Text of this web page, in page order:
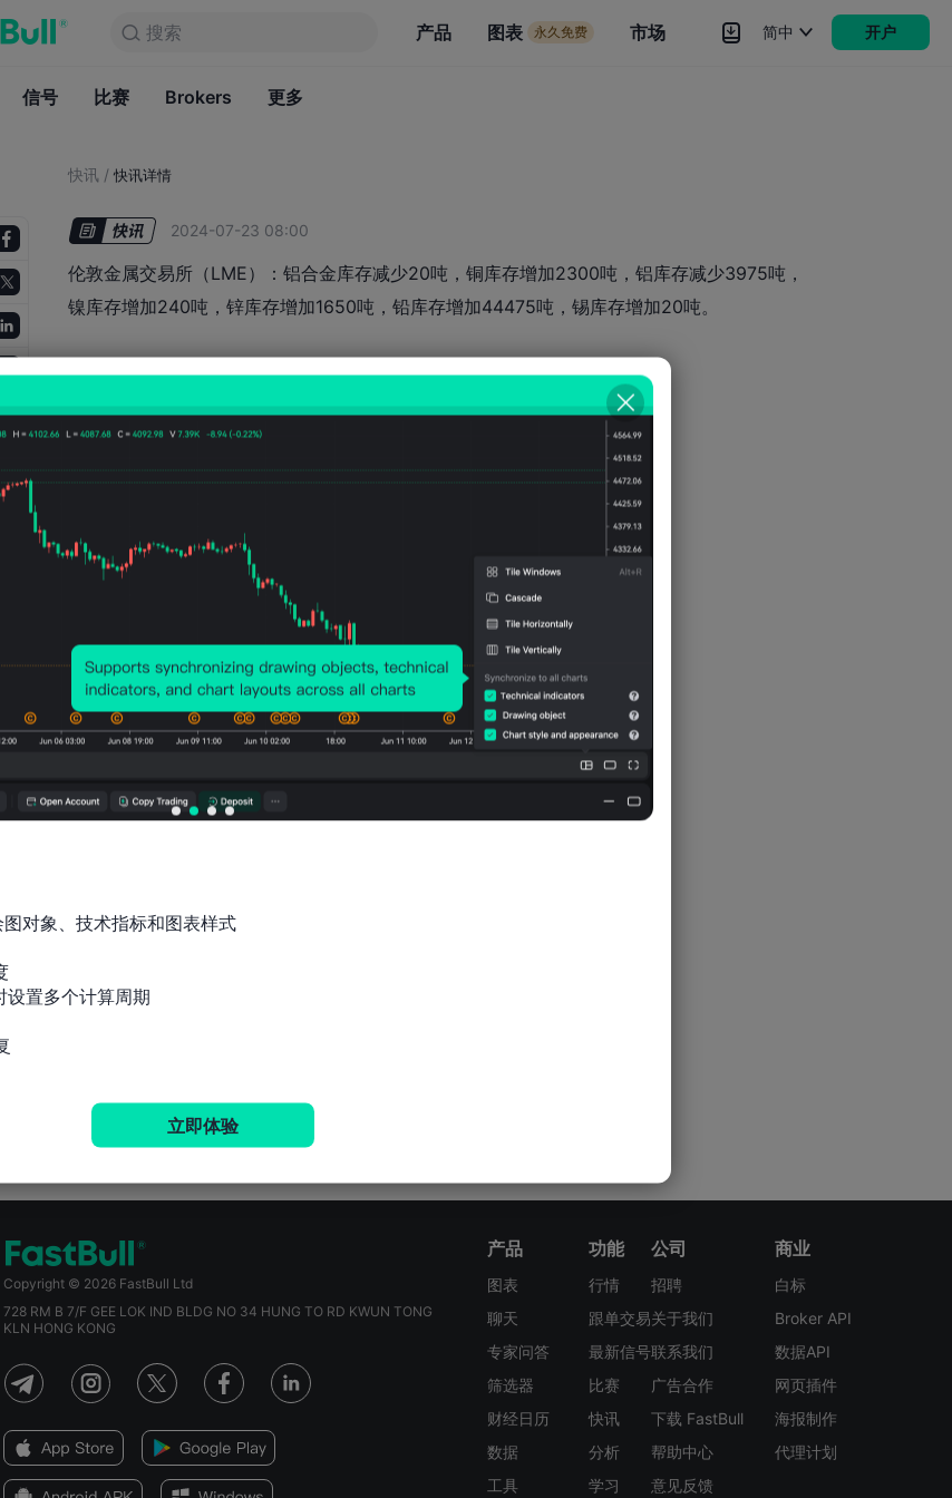
搜索 产品 图表 永久免费 市场
资讯 信号
简中 开户
信号 比赛 Brokers 更多
快讯 / 快讯详情
2024-07-23 08:00
伦敦金属交易所（LME）：铝合金库存减少20吨，铜库存增加2300吨，铝库存减少3975吨，
镍库存增加240吨，锌库存增加1650吨，铅库存增加44475吨，锡库存增加20吨。
Copyright © 2026 FastBull Ltd
728 RM B 7/F GEE LOK IND BLDG NO 34 HUNG TO RD KWUN TONG
KLN HONG KONG
产品
图表
聊天
专家问答
筛选器
财经日历
数据
工具
功能
行情
跟单交易
最新信号
比赛
快讯
分析
学习
公司
招聘
关于我们
联系我们
广告合作
下载 FastBull
帮助中心
意见反馈
商业
白标
Broker API
数据API
网页插件
海报制作
代理计划
对象、技术指标和图表样式
置多个计算周期
立即体验